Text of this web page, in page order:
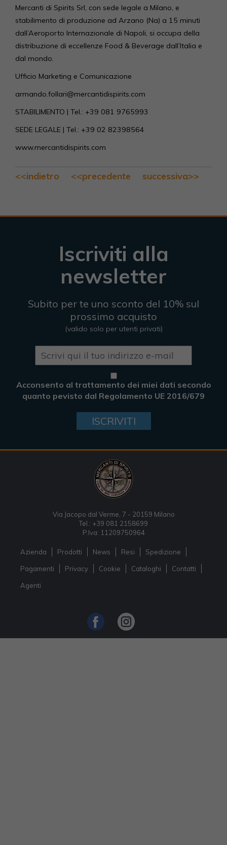
Mercanti di Spirits Srl, con sede legale a Milano, e
stabilimento di produzione ad Arzano (Na) a 15 minuti
dall’Aeroporto Internazionale di Napoli, si occupa della
distribuzione di eccellenze Food & Beverage dall’Italia e
dal mondo.
Ufficio Marketing e Comunicazione
armando.follari@mercantidispirits.com
STABILIMENTO | Tel.: +39 081 9765993
SEDE LEGALE | Tel.: +39 02 82398564
www.mercantidispirits.com
<<indietro <<precedente successiva>>
Iscriviti alla
newsletter
Subito per te uno sconto del 10% sul
prossimo acquisto
(valido solo per utenti privati)
Acconsento al trattamento dei miei dati secondo
quanto pevisto dal Regolamento UE 2016/679
ISCRIVITI
Via Jacopo dal Verme, 7 - 20159 Milano
Tel.: +39 081 2158699
P.Iva: 11209750964
Azienda Prodotti News Resi Spedizione
Pagamenti Privacy Cookie Cataloghi Contatti
Agenti